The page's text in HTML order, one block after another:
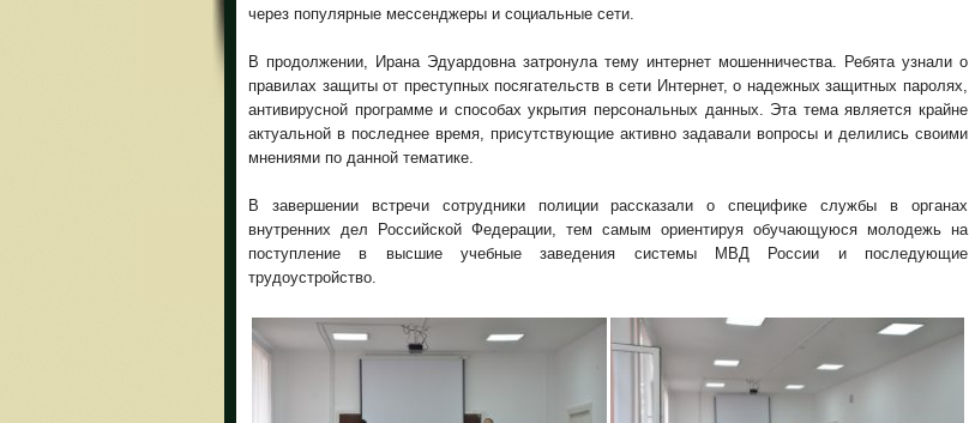
через популярные мессенджеры и социальные сети.
В продолжении, Ирана Эдуардовна затронула тему интернет мошенничества. Ребята узнали о
правилах защиты от преступных посягательств в сети Интернет, о надежных защитных паролях,
антивирусной программе и способах укрытия персональных данных. Эта тема является крайне
актуальной в последнее время, присутствующие активно задавали вопросы и делились своими
мнениями по данной тематике.
В завершении встречи сотрудники полиции рассказали о специфике службы в органах
внутренних дел Российской Федерации, тем самым ориентируя обучающуюся молодежь на
поступление в высшие учебные заведения системы МВД России и последующие
трудоустройство.